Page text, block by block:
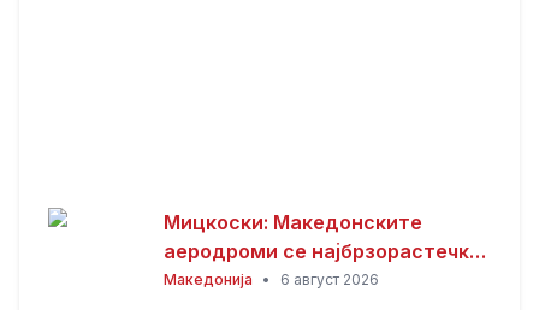
Мицкоски: Македонските
аеродроми се најбрзорастечки
во регионот – тоа е резултат на
Македонија • 6 август 2026